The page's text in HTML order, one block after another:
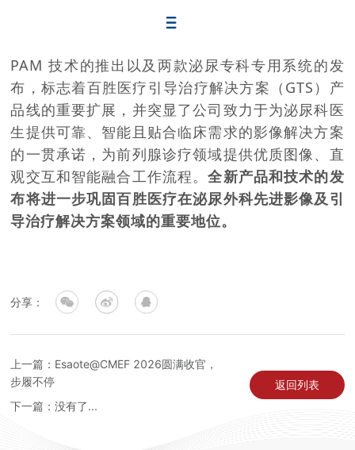
PAM 技术的推出以及两款泌尿专科专用系统的发
布，标志着百胜医疗引导治疗解决方案（GTS）产
品线的重要扩展，并突显了公司致力于为泌尿科医
生提供可靠、智能且贴合临床需求的影像解决方案
的一贯承诺，为前列腺诊疗领域提供优质图像、直
观交互和智能融合工作流程。全新产品和技术的发
布将进一步巩固百胜医疗在泌尿外科先进影像及引
导治疗解决方案领域的重要地位。
分享：
上一篇：Esaote@CMEF 2026圆满收官，
步履不停
下一篇：没有了...
返回列表